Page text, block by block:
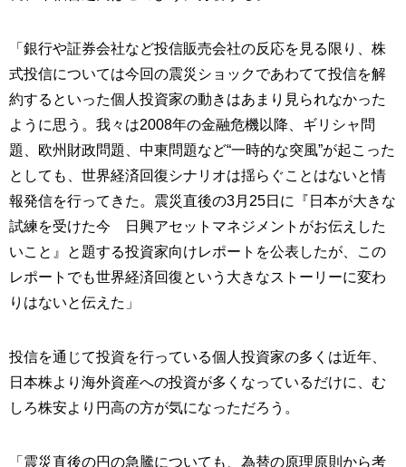
「銀行や証券会社など投信販売会社の反応を見る限り、株
式投信については今回の震災ショックであわてて投信を解
約するといった個人投資家の動きはあまり見られなかった
ように思う。我々は2008年の金融危機以降、ギリシャ問
題、欧州財政問題、中東問題など“一時的な突風”が起こった
としても、世界経済回復シナリオは揺らぐことはないと情
報発信を行ってきた。震災直後の3月25日に『日本が大きな
試練を受けた今 日興アセットマネジメントがお伝えした
いこと』と題する投資家向けレポートを公表したが、この
レポートでも世界経済回復という大きなストーリーに変わ
りはないと伝えた」
投信を通じて投資を行っている個人投資家の多くは近年、
日本株より海外資産への投資が多くなっているだけに、む
しろ株安より円高の方が気になっただろう。
「震災直後の円の急騰についても、為替の原理原則から考